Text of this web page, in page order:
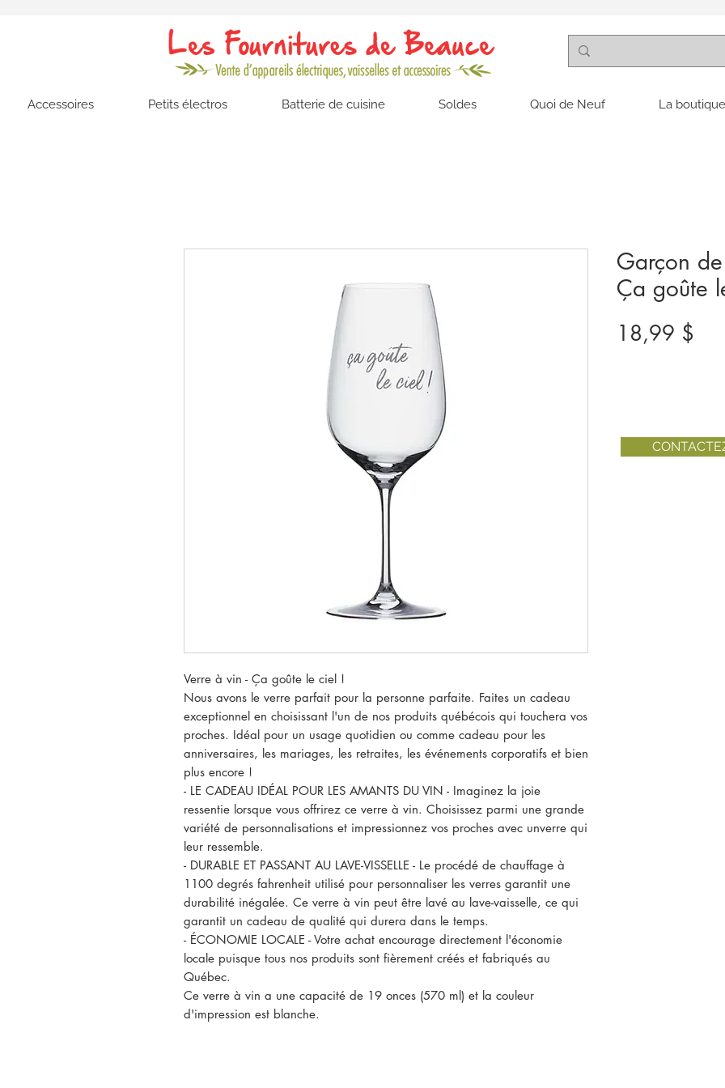
Accessoires Petits électros Batterie de cuisine Soldes Quoi de Neuf La
Verre à vin - Ça goûte le ciel !
Nous avons le verre parfait pour la personne parfaite. Faites un cadeau
exceptionnel en choisissant l'un de nos produits québécois qui touchera vos
proches. Idéal pour un usage quotidien ou comme cadeau pour les
anniversaires, les mariages, les retraites, les événements corporatifs et bien
plus encore !
- LE CADEAU IDÉAL POUR LES AMANTS DU VIN - Imaginez la joie
ressentie lorsque vous offrirez ce verre à vin. Choisissez parmi une grande
variété de personnalisations et impressionnez vos proches avec unverre qui
leur ressemble.
- DURABLE ET PASSANT AU LAVE-VISSELLE - Le procédé de chauffage à
1100 degrés fahrenheit utilisé pour personnaliser les verres garantit une
durabilité inégalée. Ce verre à vin peut être lavé au lave-vaisselle, ce qui
garantit un cadeau de qualité qui durera dans le temps.
- ÉCONOMIE LOCALE - Votre achat encourage directement l'économie
locale puisque tous nos produits sont fièrement créés et fabriqués au
Québec.
Ce verre à vin a une capacité de 19 onces (570 ml) et la couleur
d'impression est blanche.
Garçon
Ça goûte
18,99 $